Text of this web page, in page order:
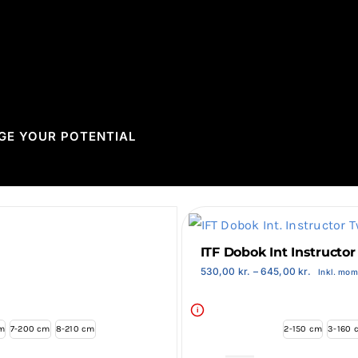
YOUR POTENTIAL
7-200 cm 8-210 cm
ITF Dobok Int
530,00 kr. – 645,00kr. Inkl.
i
2-150 cm 3-160